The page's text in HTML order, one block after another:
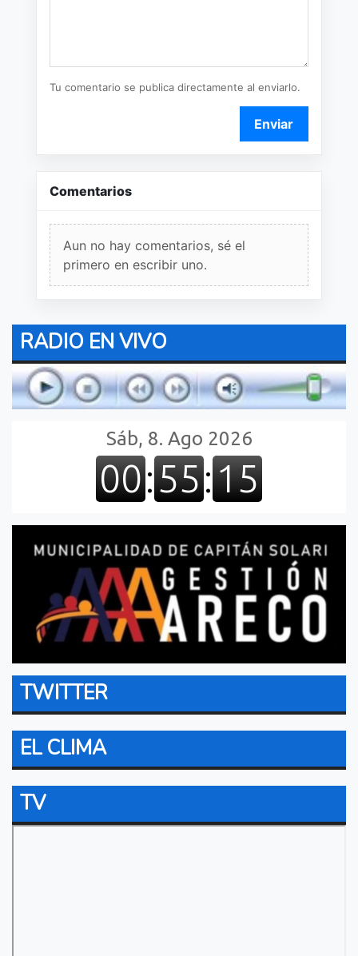
Tu comentario se publica directamente al enviarlo.
Enviar
Comentarios
Aun no hay comentarios, sé el
primero en escribir uno.
RADIO EN VIVO
TWITTER
EL CLIMA
TV